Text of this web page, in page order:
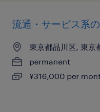
流通・サービス系
東京都品川区, 東京
permanent
¥316,000 per